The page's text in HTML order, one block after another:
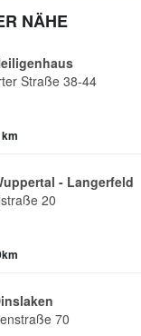
NÄHE
Straße 38-44
- Langerfeld
20
70